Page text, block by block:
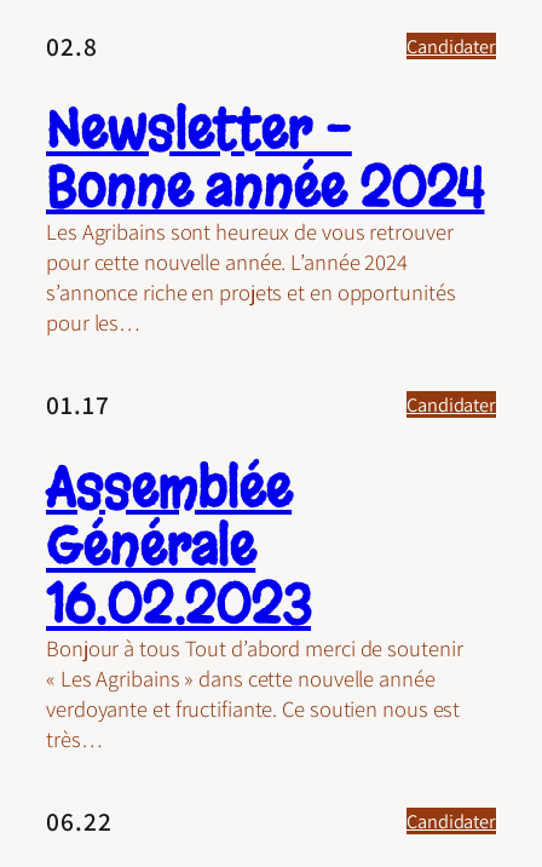
02.8 Candidater
Newsletter –
Bonne année 2024
Les Agribains sont heureux de vous retrouver
pour cette nouvelle année. L’année 2024
s’annonce riche en projets et en opportunités
pour les…
01.17 Candidater
Assemblée
Générale
16.02.2023
Bonjour à tous Tout d’abord merci de soutenir
« Les Agribains » dans cette nouvelle année
verdoyante et fructifiante. Ce soutien nous est
très…
06.22 Candidater